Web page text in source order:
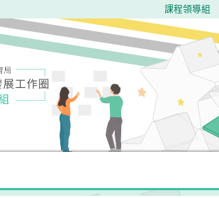
課程領導組